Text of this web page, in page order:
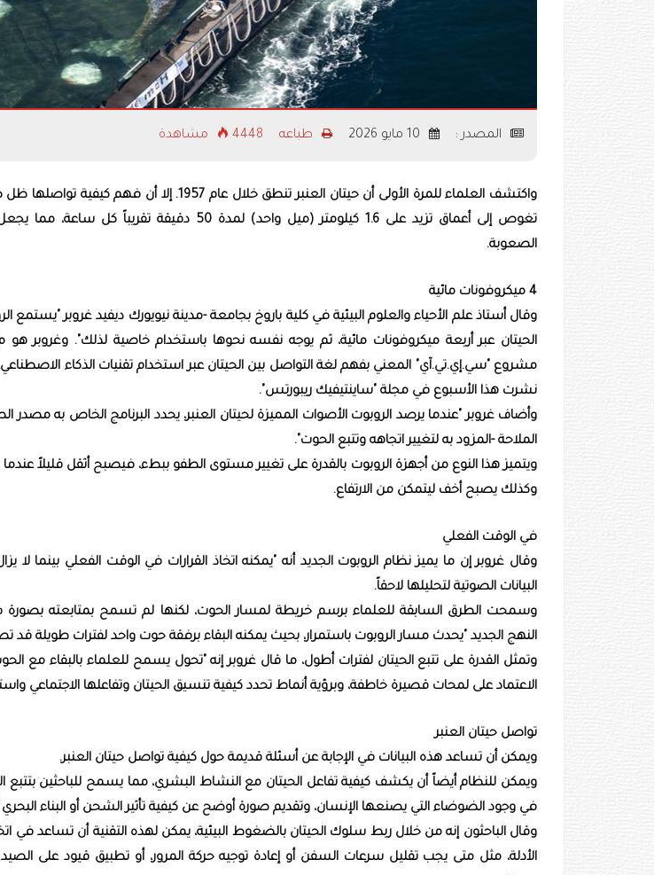
المصدر : طباعه 4448 مشاهدة
واكتشف العلماء للمرة الأولى أن حيتان العنبر تنطق خلال عام
تغوص إلى أعماق تزيد على 1.6 كيلومتر (ميل واحد) لمدة 50
الصعوبة.
4 ميكروفونات مائية
وقال أستاذ علم الأحياء والعلوم البيئية في ​كلية باروخ ‌بجامعة -مدينة ​نيويورك ديفيد ‌غروبر
الحيتان عبر أربعة ميكروفونات مائية، ثم يوجه نفسه نحوها باستخدام خاصية لذلك".
مشروع "سي.إي.تي.آي" المعني بفهم لغة التواصل بين الحيتان عبر استخدام تقنيات الذكاء
نشرت هذا الأسبوع في مجلة "ساينتيفيك ريبورتس".
وأضاف غروبر "عندما يرصد الروبوت الأصوات المميزة لحيتان العنبر، يحدد البرنامج الخاص به مصدر
الملاحة -المزود به لتغيير اتجاهه وتتبع الحوت".
ويتميز هذا النوع ‌من أجهزة الروبوت بالقدرة على تغيير ‌مستوى الطفو ببطء، فيصبح أثقل قليلاً عندما
وكذلك يصبح أخف ‌ليتمكن من الارتفاع.
في الوقت الفعلي
وقال غروبر إن ما يميز نظام الروبوت الجديد ‌أنه "يمكنه اتخاذ القرارات في الوقت الفعلي بينما لا
البيانات الصوتية لتحليلها لاحقاً.
وسمحت الطرق السابقة للعلماء برسم خريطة لمسار الحوت، لكنها لم تسمح بمتابعته بصورة
النهج الجديد "يحدث مسار الروبوت باستمرار، ‌بحيث يمكنه البقاء برفقة حوت واحد لفترات طويلة قد
وتمثل القدرة على تتبع الحيتان لفترات أطول، ⁠ما قال ⁠غروبر إنه "تحول يسمح للعلماء بالبقاء مع
الاعتماد على لمحات قصيرة خاطفة، وبرؤية أنماط تحدد كيفية تنسيق الحيتان وتفاعلها الاجتماعي
تواصل حيتان العنبر
ويمكن أن تساعد هذه البيانات في الإجابة عن أسئلة قديمة حول كيفية تواصل حيتان العنبر.
ويمكن للنظام أيضاً أن يكشف كيفية تفاعل الحيتان مع النشاط البشري، مما يسمح للباحثين بتتبع
في وجود الضوضاء التي يصنعها الإنسان، وتقديم صورة أوضح عن كيفية تأثير الشحن أو البناء البحري
وقال الباحثون إنه من خلال ربط سلوك الحيتان بالضغوط البيئية، يمكن لهذه التقنية أن ​تساعد في
الأدلة، مثل متى يجب تقليل سرعات السفن أو إعادة توجيه حركة المرور، أو تطبيق قيود على